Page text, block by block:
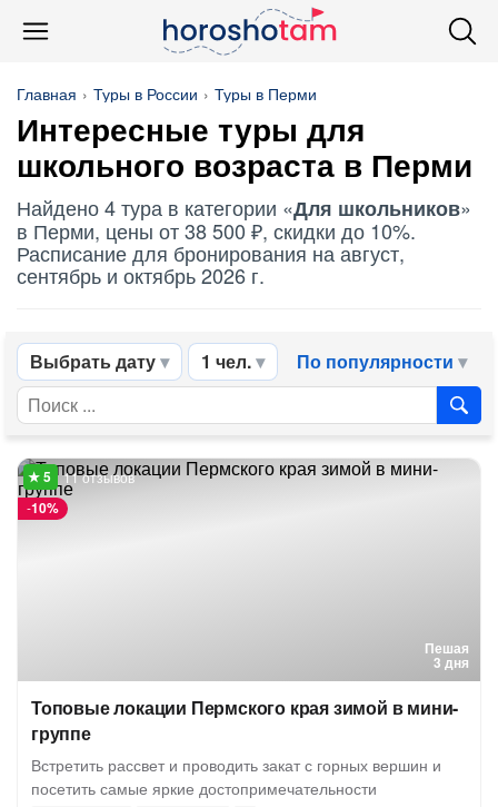
Главная Туры в России Туры в Перми
Интересные туры для
школьного возраста в Перми
Найдено 4 тура в категории «Для школьников»
в Перми, цены от 38 500 ₽, скидки до 10%.
Расписание для бронирования на август,
сентябрь и октябрь 2026 г.
Выбрать дату 1 чел. По популярности
Пешая
3 дня
-10%
11 отзывов
Топовые локации Пермского края зимой в мини-
группе
Встретить рассвет и проводить закат с горных вершин и
посетить самые яркие достопримечательности